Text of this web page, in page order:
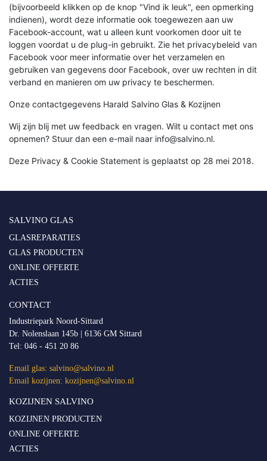
(bijvoorbeeld klikken op de knop "Vind ik leuk", een opmerking
indienen), wordt deze informatie ook toegewezen aan uw
Facebook-account, wat u alleen kunt voorkomen door uit te
loggen voordat u de plug-in gebruikt. Zie het privacybeleid van
Facebook voor meer informatie over het verzamelen en
gebruiken van gegevens door Facebook, over uw rechten in dit
verband en manieren om uw privacy te beschermen.
Onze contactgegevens Harald Salvino Glas & Kozijnen
Wij zijn blij met uw feedback en vragen. Wilt u contact met ons
opnemen? Stuur dan een e-mail naar info@salvino.nl.
Deze Privacy & Cookie Statement is geplaatst op 28 mei 2018.
SALVINO GLAS
GLASREPARATIES
GLAS PRODUCTEN
ONLINE OFFERTE
ACTIES
KOZIJNEN SALVINO
KOZIJNEN PRODUCTEN
ONLINE OFFERTE
ACTIES
CONTACT
Industriepark Noord-Sittard
Dr. Nolenslaan 145b | 6136 GM Sittard
Tel: 046 - 451 20 86
Email glas: salvino@salvino.nl
Email kozijnen: kozijnen@salvino.nl